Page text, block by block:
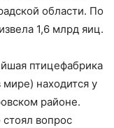
области. По
1,6 млрд яиц.
птицефабрика
находится у
районе.
вопрос